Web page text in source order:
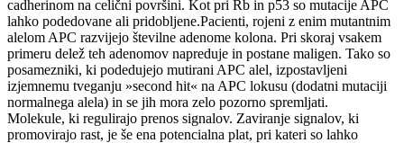
cadherinom na celični površini. Kot pri Rb in p53 so mutacije APC
lahko podedovane ali pridobljene.Pacienti, rojeni z enim mutantnim
alelom APC razvijejo številne adenome kolona. Pri skoraj vsakem
primeru delež teh adenomov napreduje in postane maligen. Tako so
posamezniki, ki podedujejo mutirani APC alel, izpostavljeni
izjemnemu tveganju »second hit« na APC lokusu (dodatni mutaciji
normalnega alela) in se jih mora zelo pozorno spremljati.
Molekule, ki regulirajo prenos signalov. Zaviranje signalov, ki
promovirajo rast, je še ena potencialna plat, pri kateri so lahko